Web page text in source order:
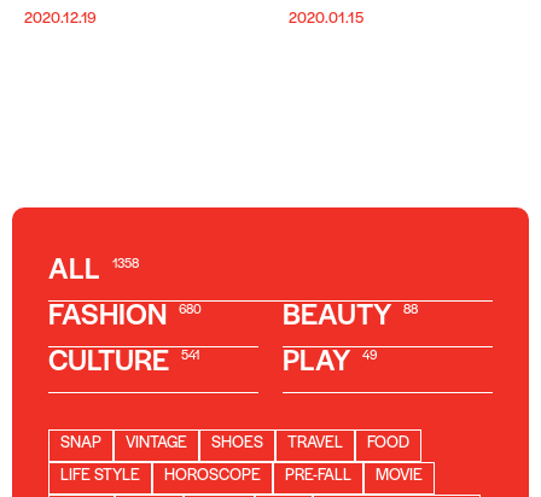
2020.12.19
2020.01.15
ALL 1358
FASHION 680 BEAUTY 88
CULTURE 541 PLAY 49
SNAP VINTAGE SHOES TRAVEL
FOOD
LIFE STYLE
HOROSCOPE PRE-FALL
MOVIE